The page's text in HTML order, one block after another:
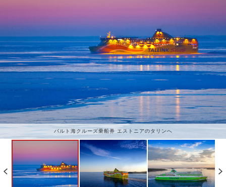
バルト海クルーズ乗船券 エストニアのタリンへ